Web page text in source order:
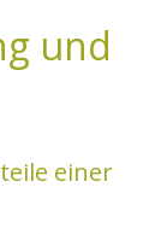
und
einer